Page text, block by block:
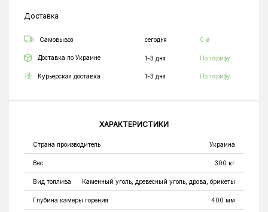
Доставка
Самовывоз сегодня 0 ₴
Доставка по Украине 1-3 дня По тарифу
Курьерская доставка 1-3 дня По тарифу
ХАРАКТЕРИСТИКИ
Страна производитель Украина
Вес 300 кг
Вид топлива Каменный уголь, древесный уголь, дрова, брикеты
Глубина камеры горения 400 мм